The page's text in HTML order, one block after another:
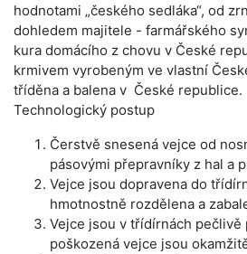
hodnotami „českého sedláka“, od
dohledem majitele - farmářského
kura domácího z chovu v České
krmivem vyrobeným ve vlastní
tříděna a balena v České republice.
Technologický postup
Čerstvě snesená vejce od
pásovými přepravníky z hal a
Vejce jsou dopravena do
hmotnostně rozdělena a
Vejce jsou v třídírnách pečlivě
poškozená vejce jsou